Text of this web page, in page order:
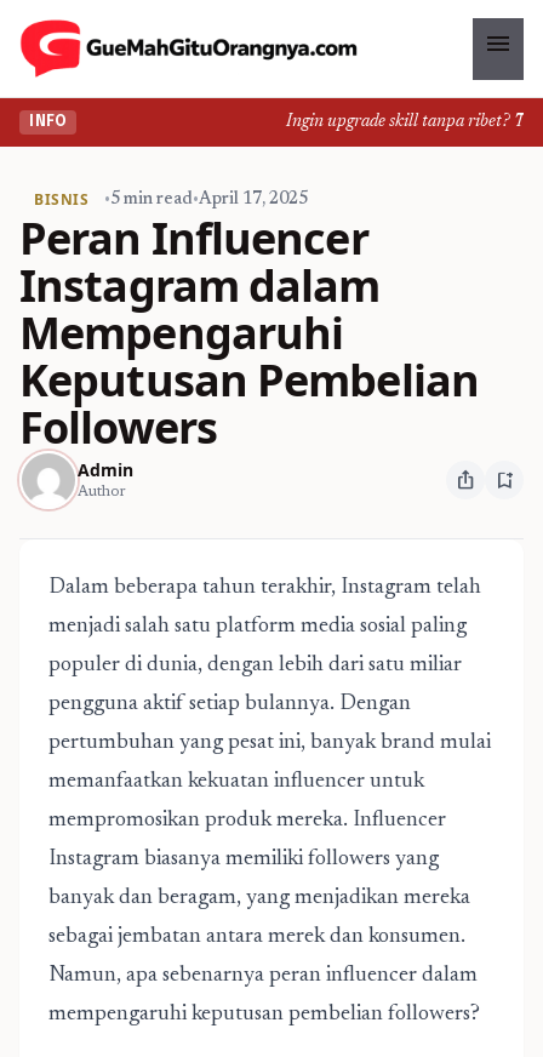
menu
INFO Ingin upgrade skill tanpa ribet?
BISNIS •5 min read•April 17, 2025
Peran Influencer
Instagram dalam
Mempengaruhi
Keputusan Pembelian
Followers
Admin
Author ios_share bookmark_add
Dalam beberapa tahun terakhir, Instagram telah
menjadi salah satu platform media sosial paling
populer di dunia, dengan lebih dari satu miliar
pengguna aktif setiap bulannya. Dengan
pertumbuhan yang pesat ini, banyak brand mulai
memanfaatkan kekuatan influencer untuk
mempromosikan produk mereka. Influencer
Instagram biasanya memiliki followers yang
banyak dan beragam, yang menjadikan mereka
sebagai jembatan antara merek dan konsumen.
Namun, apa sebenarnya peran influencer dalam
mempengaruhi keputusan pembelian followers?